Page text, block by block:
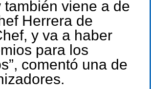
también viene a de
Herrera de
y va a haber
para los
comentó una de